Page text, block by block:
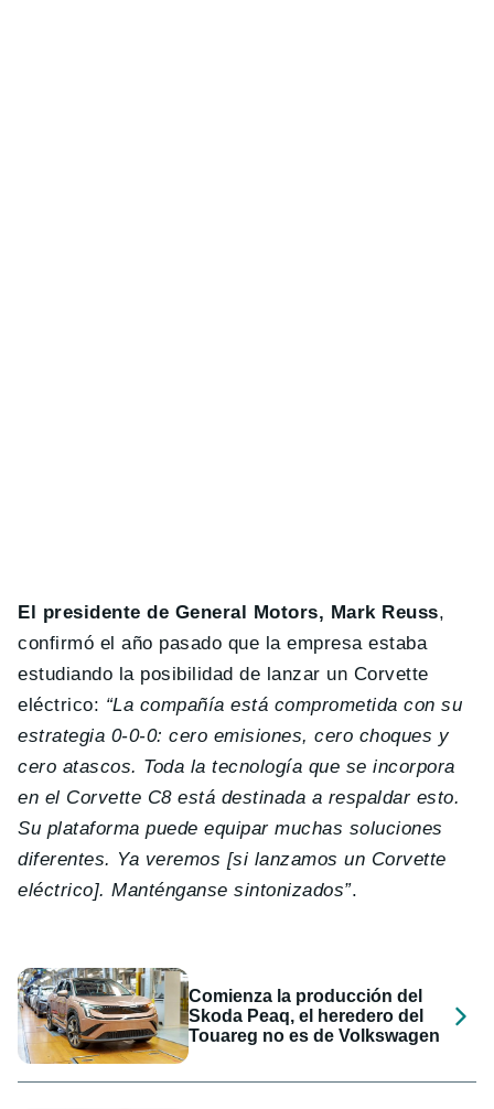
El presidente de General Motors, Mark Reuss,
confirmó el año pasado que la empresa estaba
estudiando la posibilidad de lanzar un Corvette
eléctrico: “La compañía está comprometida con su
estrategia 0-0-0: cero emisiones, cero choques y
cero atascos. Toda la tecnología que se incorpora
en el Corvette C8 está destinada a respaldar esto.
Su plataforma puede equipar muchas soluciones
diferentes. Ya veremos [si lanzamos un Corvette
eléctrico]. Manténganse sintonizados”.
Comienza la producción del
Skoda Peaq, el heredero del
Touareg no es de Volkswagen